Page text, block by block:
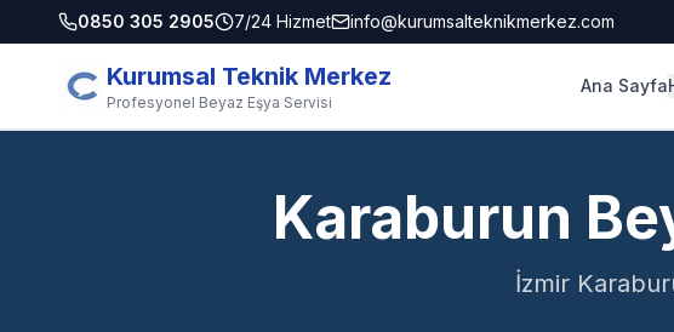
0850 305 2905 7/24 Hizmet info@kurumsalteknikmerkez.com
Kurumsal Teknik Merkez
Profesyonel Beyaz Eşya Servisi
Ana Sayfa
Karaburun
İzmir